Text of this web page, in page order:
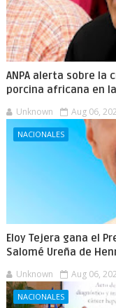
ANPA alerta sobre la
porcina africana en
Unknown Aug 06,
NACIONALES
Eloy Tejera gana el
Salomé Ureña de
Unknown Aug 06,
NACIONALES